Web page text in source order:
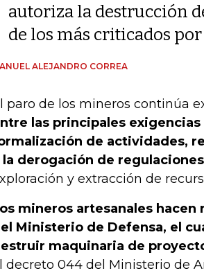
autoriza la destrucción
de los más criticados
ALEJANDRO CORREA
paro de los mineros continúa
las principales
de actividades,
la derogación de regulaciones
y extracción de
mineros artesanales
Ministerio de Defensa, el
maquinaria de
decreto 044 del Ministerio de